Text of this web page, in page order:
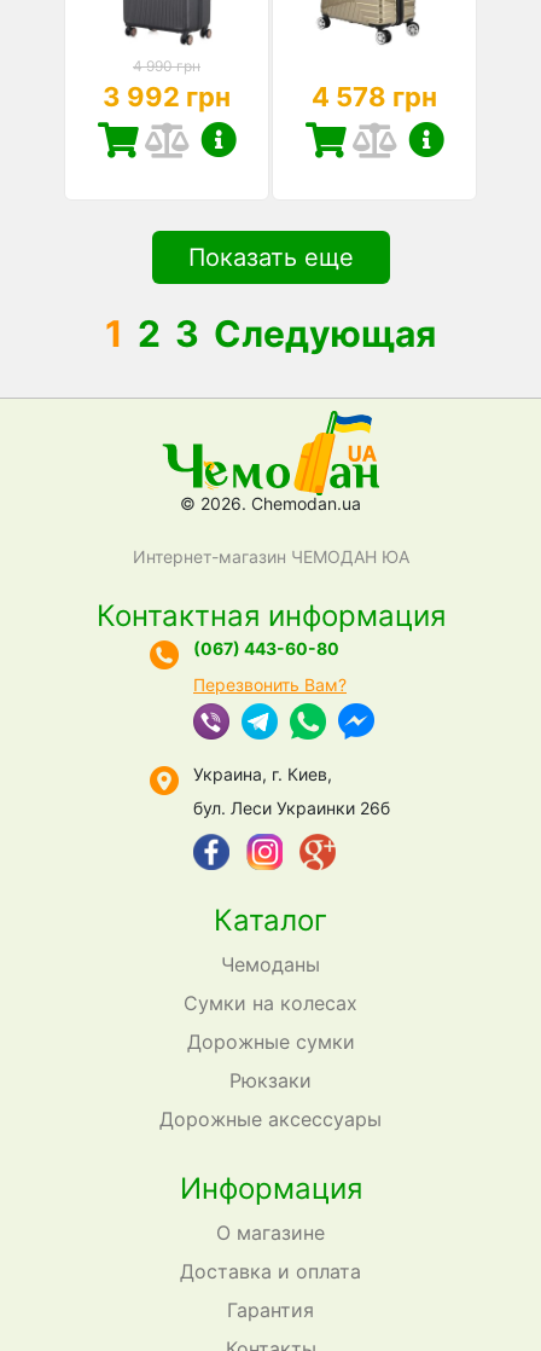
4 990 грн
3 992 грн 4 578 грн
Показать еще
1 2 3 Следующая
© 2026. Chemodan.ua
Интернет-магазин ЧЕМОДАН ЮА
Каталог
Чемоданы
Сумки на колесах
Дорожные сумки
Рюкзаки
Дорожные аксессуары
Информация
О магазине
Доставка и оплата
Гарантия
Контактная информация
(067) 443-60-80
Перезвонить Вам?
Украина, г. Киев,
бул. Леси Украинки 26б